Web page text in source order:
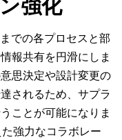
での各プロセスと部
報共有を円滑にしま
思決定や設計変更の
されるため、サプラ
ことが可能になりま
強力なコラボレー